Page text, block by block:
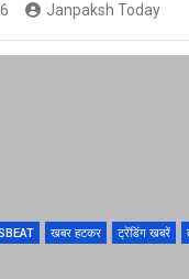
Janpaksh Today
खबर हटकर ट्रेंडिंग खबरें